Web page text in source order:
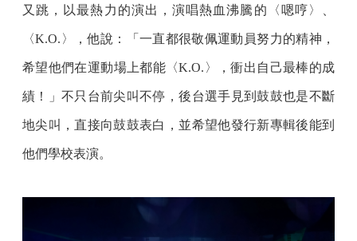
又跳，以最熱力的演出，演唱熱血沸騰的〈嗯哼〉、
〈K.O.〉，他說：「一直都很敬佩運動員努力的精神，
希望他們在運動場上都能〈K.O.〉，衝出自己最棒的成
績！」不只台前尖叫不停，後台選手見到鼓鼓也是不斷
地尖叫，直接向鼓鼓表白，並希望他發行新專輯後能到
他們學校表演。